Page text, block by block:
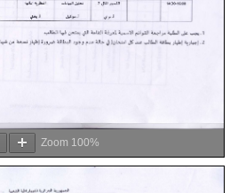
Zoom 100%